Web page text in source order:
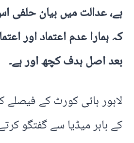
ہے، عدالت میں بیان حلفی
کہ ہمارا عدم اعتماد اور
بعد اصل ہدف کچھ اور ہے۔
لاہور ہائی کورٹ کے فیصلے
کے باہر میڈیا سے گفتگو